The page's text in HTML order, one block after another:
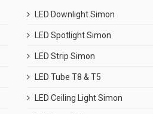
LED Downlight Simon
LED Spotlight Simon
LED Strip Simon
LED Tube T8 & T5
LED Ceiling Light Simon